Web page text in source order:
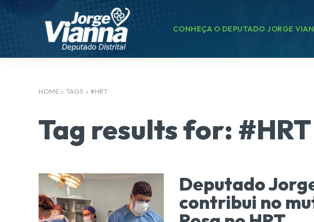
CONHEÇA O DEPUTADO JORGE
HOME TAGS #HRT
Tag results for: #HRT
Deputado
contribui no